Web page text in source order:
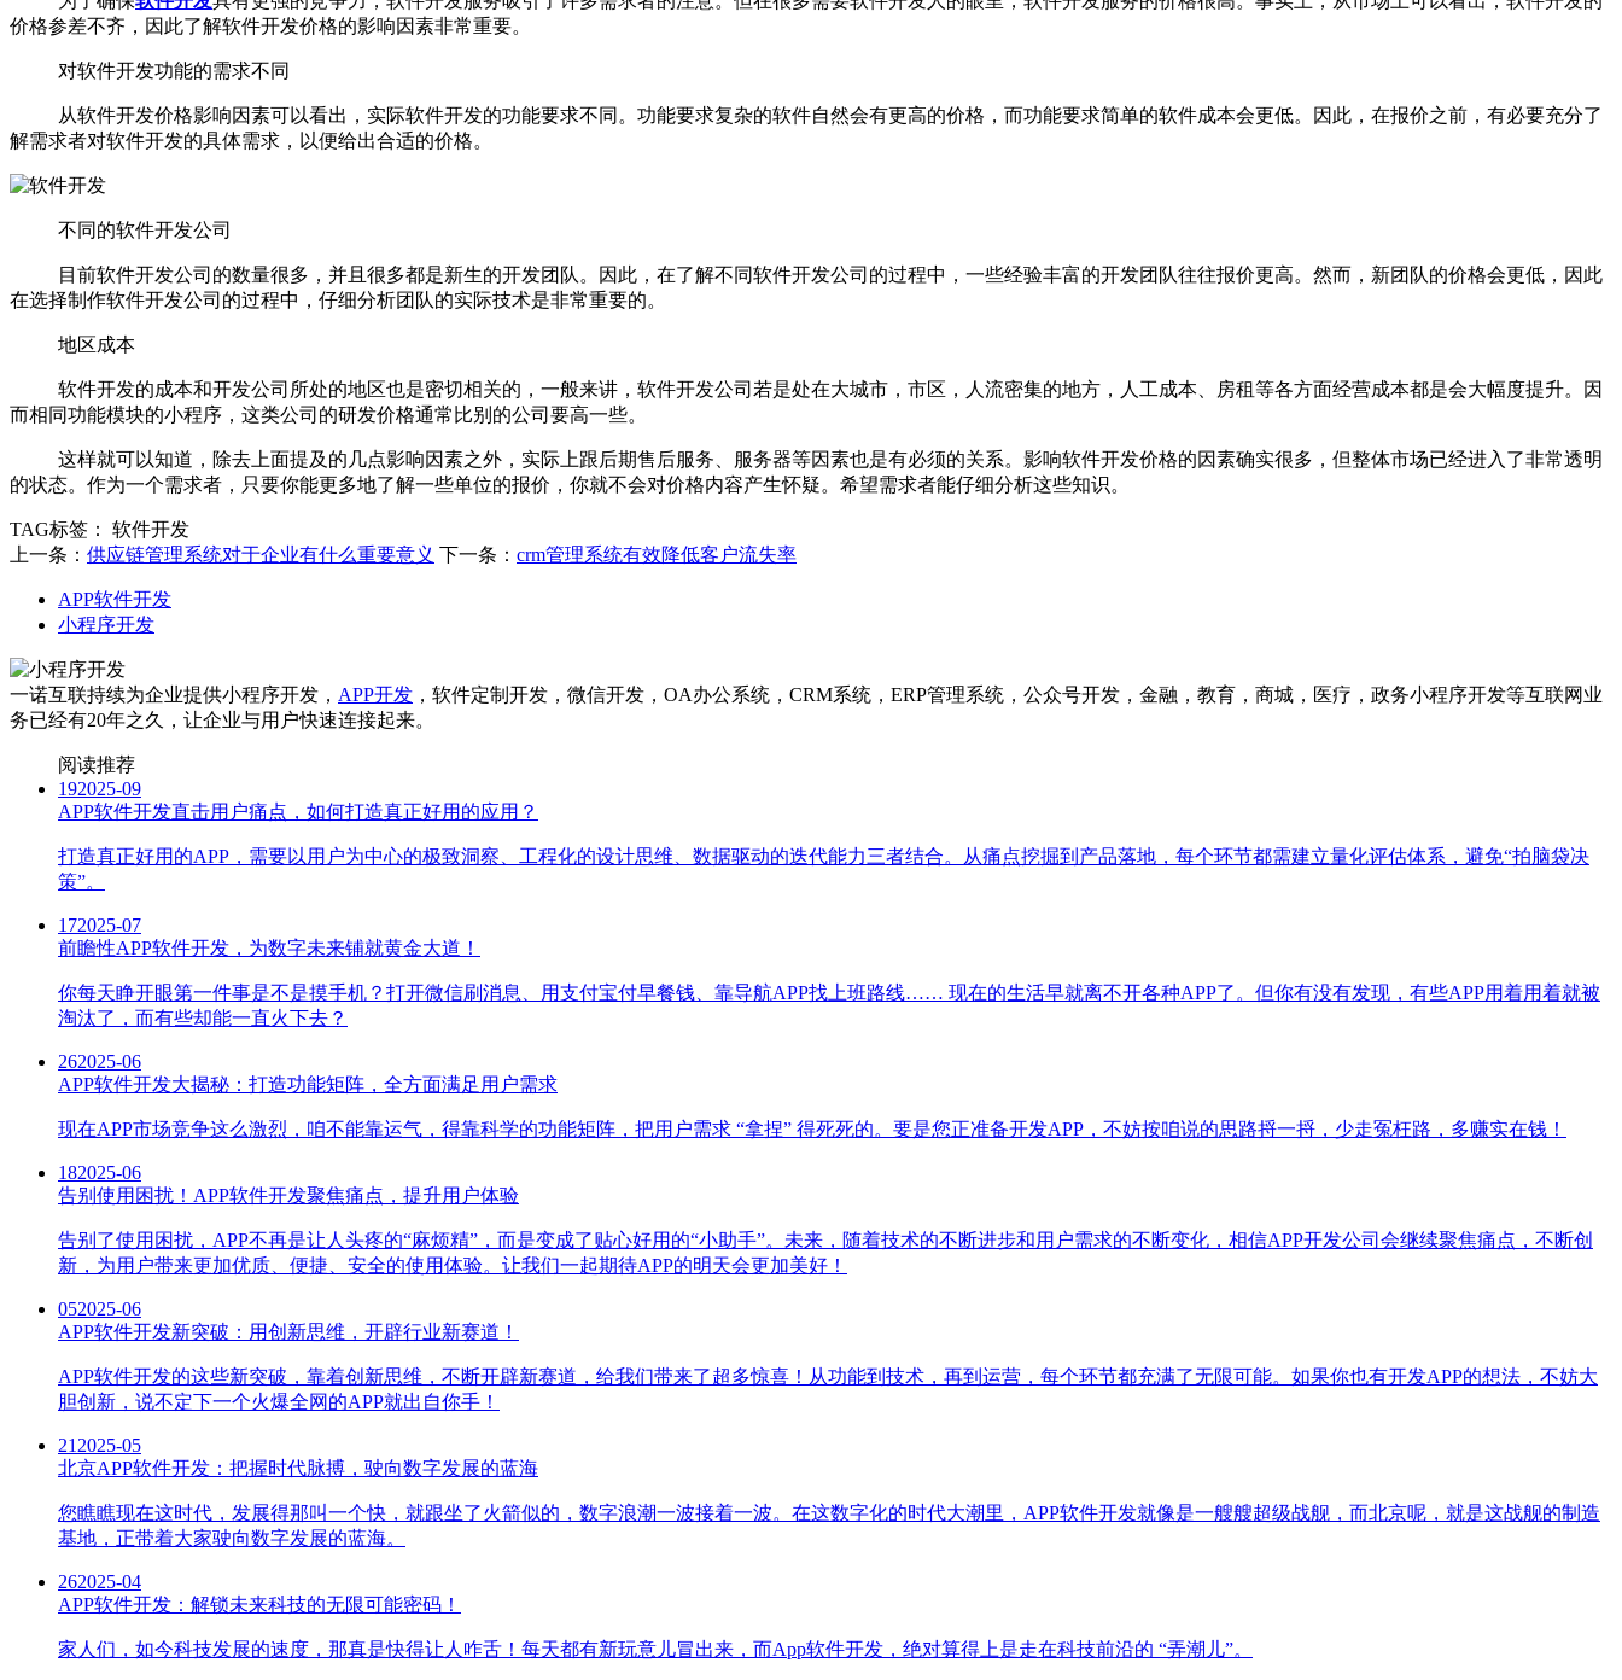
价格参差不齐，因此了解软件开发价格的影响因素非常重要。
对软件开发功能的需求不同
从软件开发价格影响因素可以看出，实际软件开发的功能要求不同。功能要求复杂的软件自然会有更高的价格，而功能要求简单的软件成本会更低。因此，在报价之前，有必要充分了
解需求者对软件开发的具体需求，以便给出合适的价格。
不同的软件开发公司
目前软件开发公司的数量很多，并且很多都是新生的开发团队。因此，在了解不同软件开发公司的过程中，一些经验丰富的开发团队往往报价更高。然而，新团队的价格会更低，因此
在选择制作软件开发公司的过程中，仔细分析团队的实际技术是非常重要的。
地区成本
软件开发的成本和开发公司所处的地区也是密切相关的，一般来讲，软件开发公司若是处在大城市，市区，人流密集的地方，人工成本、房租等各方面经营成本都是会大幅度提升。因
而相同功能模块的小程序，这类公司的研发价格通常比别的公司要高一些。
这样就可以知道，除去上面提及的几点影响因素之外，实际上跟后期售后服务、服务器等因素也是有必须的关系。影响软件开发价格的因素确实很多，但整体市场已经进入了非常透明
的状态。作为一个需求者，只要你能更多地了解一些单位的报价，你就不会对价格内容产生怀疑。希望需求者能仔细分析这些知识。
TAG标签：
软件开发
上一条： 供应链管理系统对于企业有什么重要意义 下一条： crm管理系统有效降低客户流失率
APP软件开发
小程序开发
一诺互联持续为企业提供小程序开发， APP开发 ，软件定制开发，微信开发，OA办公系统，CRM系统，ERP管理系统，公众号开发，金融，教育，商城，医疗，政务小程序开发等互联网业
务已经有20年之久，让企业与用户快速连接起来。
阅读推荐
192025-09
APP软件开发直击用户痛点，如何打造真正好用的应用？
打造真正好用的APP，需要以用户为中心的极致洞察、工程化的设计思维、数据驱动的迭代能力三者结合。从痛点挖掘到产品落地，每个环节都需建立量化评估体系，避免“拍脑袋决
策”。
172025-07
前瞻性APP软件开发，为数字未来铺就黄金大道！
你每天睁开眼第一件事是不是摸手机？打开微信刷消息、用支付宝付早餐钱、靠导航APP找上班路线…… 现在的生活早就离不开各种APP了。但你有没有发现，有些APP用着用着就被
淘汰了，而有些却能一直火下去？
262025-06
APP软件开发大揭秘：打造功能矩阵，全方面满足用户需求
现在APP市场竞争这么激烈，咱不能靠运气，得靠科学的功能矩阵，把用户需求 “拿捏” 得死死的。要是您正准备开发APP，不妨按咱说的思路捋一捋，少走冤枉路，多赚实在钱！
182025-06
告别使用困扰！APP软件开发聚焦痛点，提升用户体验
告别了使用困扰，APP不再是让人头疼的“麻烦精”，而是变成了贴心好用的“小助手”。未来，随着技术的不断进步和用户需求的不断变化，相信APP开发公司会继续聚焦痛点，不断创
新，为用户带来更加优质、便捷、安全的使用体验。让我们一起期待APP的明天会更加美好！
052025-06
APP软件开发新突破：用创新思维，开辟行业新赛道！
APP软件开发的这些新突破，靠着创新思维，不断开辟新赛道，给我们带来了超多惊喜！从功能到技术，再到运营，每个环节都充满了无限可能。如果你也有开发APP的想法，不妨大
胆创新，说不定下一个火爆全网的APP就出自你手！
21 2025-05
北京APP软件开发：把握时代脉搏，驶向数字发展的蓝海
您瞧瞧现在这时代，发展得那叫一个快，就跟坐了火箭似的，数字浪潮一波接着一波。在这数字化的时代大潮里，APP软件开发就像是一艘艘超级战舰，而北京呢，就是这战舰的制造
基地，正带着大家驶向数字发展的蓝海。
262025-04
APP软件开发：解锁未来科技的无限可能密码！
家人们，如今科技发展的速度，那真是快得让人咋舌！每天都有新玩意儿冒出来，而App软件开发，绝对算得上是走在科技前沿的 “弄潮儿”。